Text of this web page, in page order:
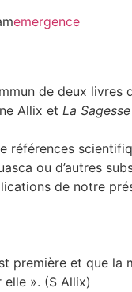
emergence
de deux livres
Allix et La
références
ou d’autres
de notre
première et que
elle ». (S Allix)